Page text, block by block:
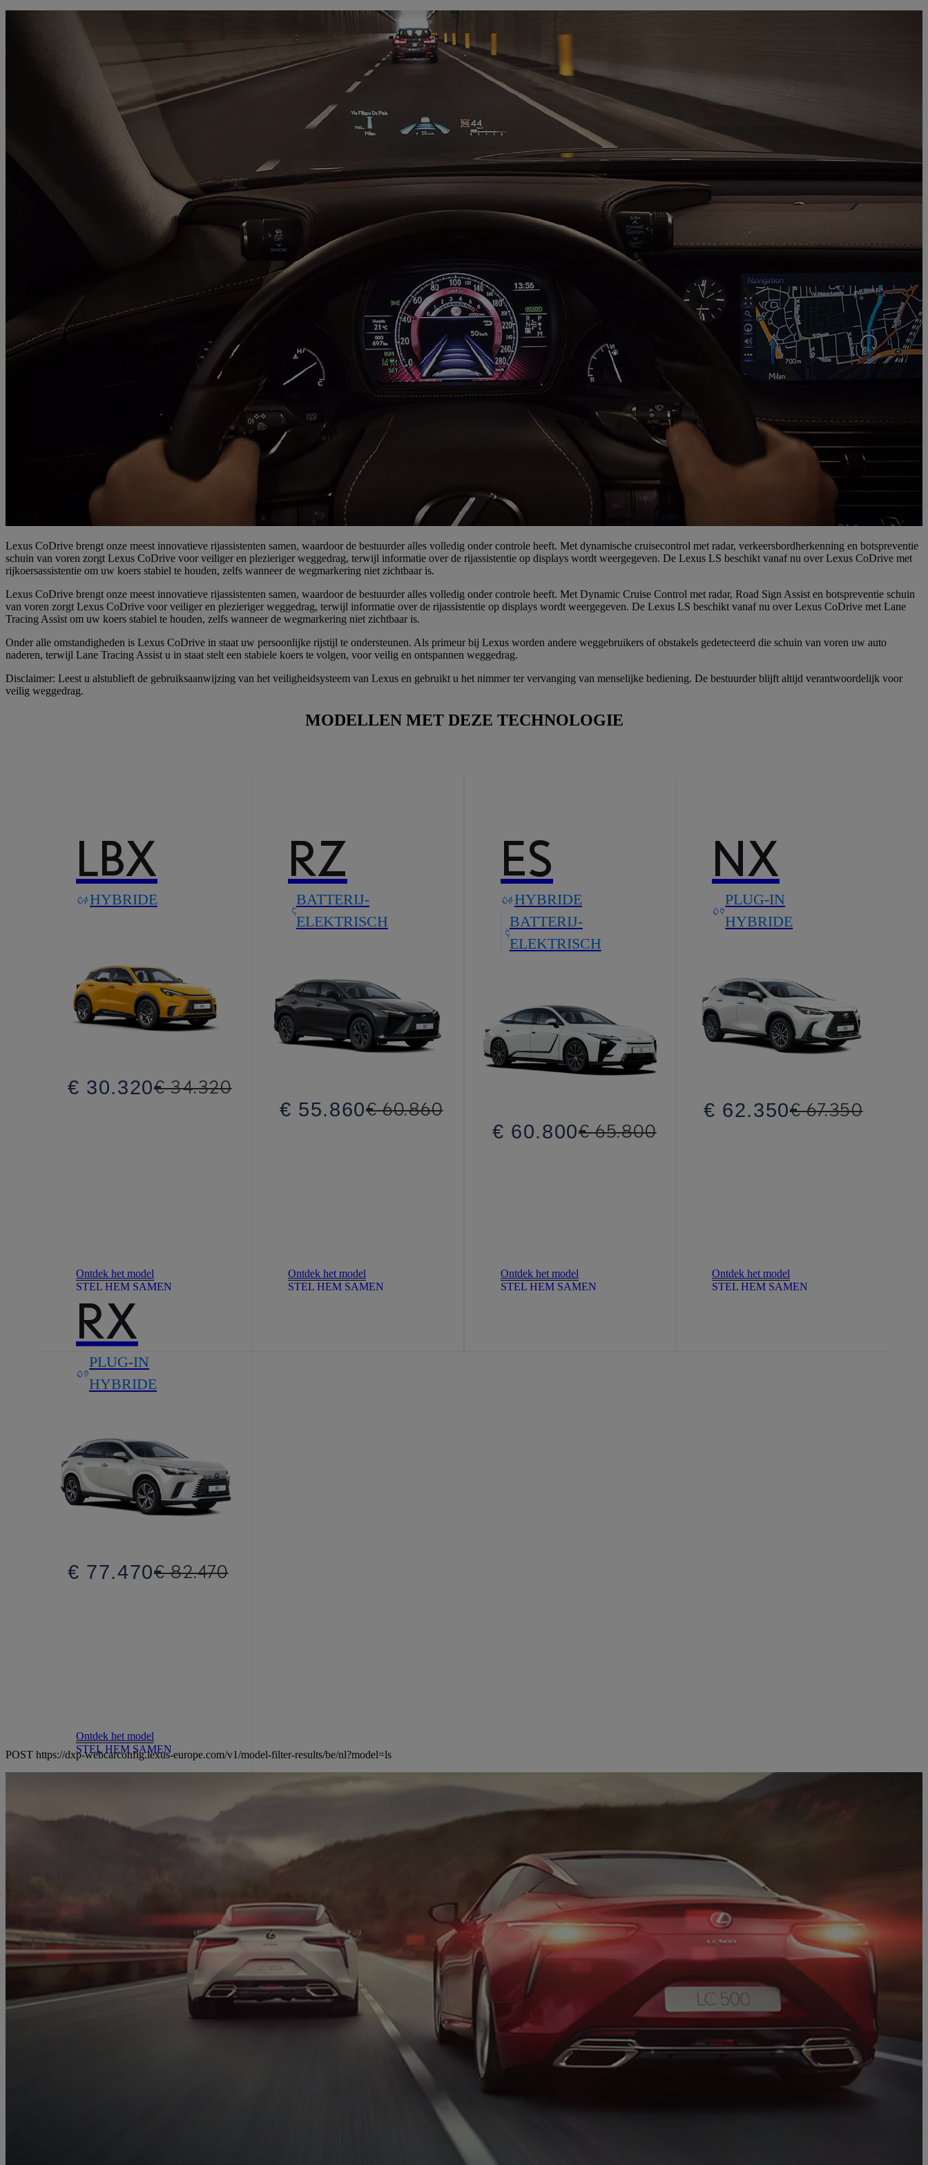
Lexus CoDrive brengt onze meest innovatieve rijassistenten samen, waardoor de bestuurder alles volledig onder controle heeft. Met dynamische cruisecontrol met radar, verkeersbordherkenning en botspreventie
schuin van voren zorgt Lexus CoDrive voor veiliger en plezieriger weggedrag, terwijl informatie over de rijassistentie op displays wordt weergegeven. De Lexus LS beschikt vanaf nu over Lexus CoDrive met
rijkoersassistentie om uw koers stabiel te houden, zelfs wanneer de wegmarkering niet zichtbaar is.
Lexus CoDrive brengt onze meest innovatieve rijassistenten samen, waardoor de bestuurder alles volledig onder controle heeft. Met Dynamic Cruise Control met radar, Road Sign Assist en botspreventie schuin
van voren zorgt Lexus CoDrive voor veiliger en plezieriger weggedrag, terwijl informatie over de rijassistentie op displays wordt weergegeven. De Lexus LS beschikt vanaf nu over Lexus CoDrive met Lane
Tracing Assist om uw koers stabiel te houden, zelfs wanneer de wegmarkering niet zichtbaar is.
Onder alle omstandigheden is Lexus CoDrive in staat uw persoonlijke rijstijl te ondersteunen. Als primeur bij Lexus worden andere weggebruikers of obstakels gedetecteerd die schuin van voren uw auto
naderen, terwijl Lane Tracing Assist u in staat stelt een stabiele koers te volgen, voor veilig en ontspannen weggedrag.
Disclaimer: Leest u alstublieft de gebruiksaanwijzing van het veiligheidsysteem van Lexus en gebruikt u het nimmer ter vervanging van menselijke bediening. De bestuurder blijft altijd verantwoordelijk voor
veilig weggedrag.
MODELLEN MET DEZE TECHNOLOGIE
LBX
HYBRIDE
€ 30.320€ 34.320
Ontdek het model
STEL HEM SAMEN
RZ
BATTERIJ-
ELEKTRISCH
€ 55.860€ 60.860
Ontdek het model
STEL HEM SAMEN
ES
HYBRIDE
BATTERIJ-
ELEKTRISCH
€ 60.800€ 65.800
Ontdek het model
STEL HEM SAMEN
NX
PLUG-IN
HYBRIDE
€ 62.350€ 67.350
Ontdek het model
STEL HEM SAMEN
RX
PLUG-IN
HYBRIDE
€ 77.470€ 82.470
Ontdek het model
STEL HEM SAMEN
POST https://dxp-webcarconfig.lexus-europe.com/v1/model-filter-results/be/nl?model=ls